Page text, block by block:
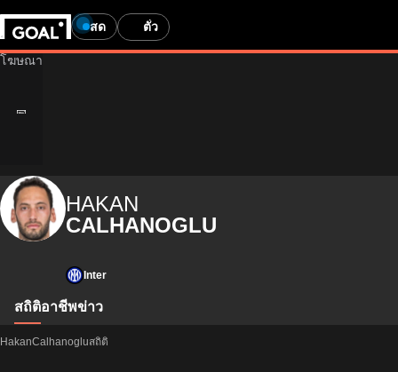
สด ตั๋ว
HAKAN
CALHANOGLU
Inter
สถิติอาชีพข่าว
HakanCalhanogluสถิติ